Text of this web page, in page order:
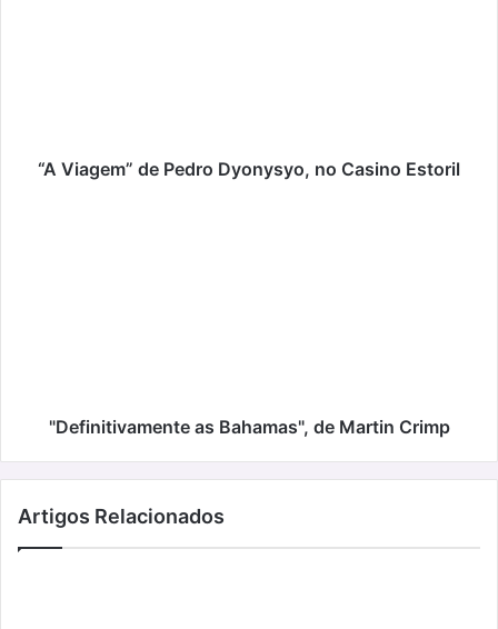
“A Viagem” de Pedro Dyonysyo, no Casino Estoril
"Definitivamente as Bahamas", de Martin Crimp
Artigos Relacionados